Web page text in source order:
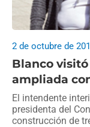
Blanco visitó
ampliada
2 de octubre de
El intendente
presidenta del
construcción de